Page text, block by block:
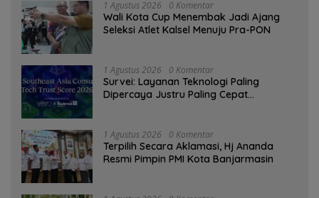
1 Agustus 2026 0 Komentar
Wali Kota Cup Menembak Jadi Ajang
Seleksi Atlet Kalsel Menuju Pra-PON
1 Agustus 2026 0 Komentar
Survei: Layanan Teknologi Paling
Dipercaya Justru Paling Cepat
1 Agustus 2026 0 Komentar
‎Terpilih Secara Aklamasi, Hj Ananda
Resmi Pimpin PMI Kota Banjarmasin